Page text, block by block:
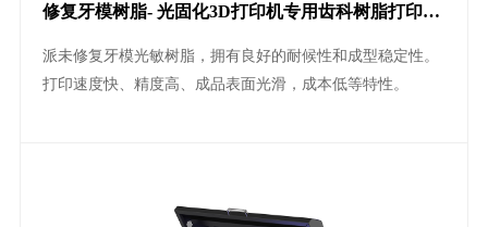
修复牙模树脂- 光固化3D打印机专用齿科树脂打印树
派未修复牙模光敏树脂，拥有良好的耐候性和成型稳定性。
打印速度快、精度高、成品表面光滑，成本低等特性。